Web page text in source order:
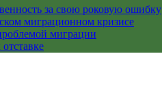
за свою роковую ошибку
миграционном кризисе
миграции